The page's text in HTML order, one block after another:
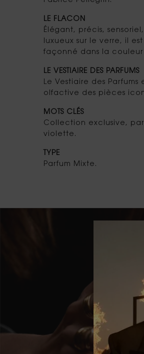
LE FLACON
Élégant, précis,
luxueux sur le verre, il
façonné dans la couleur
LE VESTIAIRE DES PARFUMS
Le Vestiaire des
olfactive des pièces
MOTS CLÉS
Collection exclusive,
violette.
TYPE
Parfum Mixte.